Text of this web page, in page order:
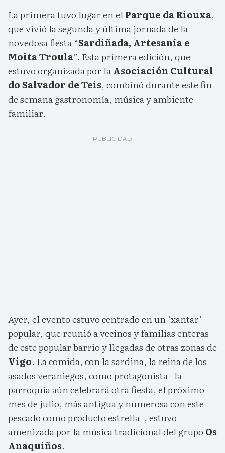
La primera tuvo lugar en elParque da Riouxa,
que vivió la segunda y última jornada de la
novedosa fiesta “Sardiñada, Artesanía e
Moita Troula”. Esta primera edición, que
estuvo organizada por laAsociación Cultural
do Salvador de Teis, combinó durante este fin
de semana gastronomía, música y ambiente
familiar.
Ayer, el evento estuvo centrado en un ‘xantar’
popular, que reunió a vecinos y familias enteras
de este popular barrio y llegadas de otras zonas de
Vigo. La comida, con la sardina, la reina de los
asados veraniegos, como protagonista –la
parroquia aún celebrará otra fiesta, el próximo
mes de julio, más antigua y numerosa con este
pescado como producto estrella–, estuvo
amenizada por la música tradicional del grupo Os
Anaquiños.